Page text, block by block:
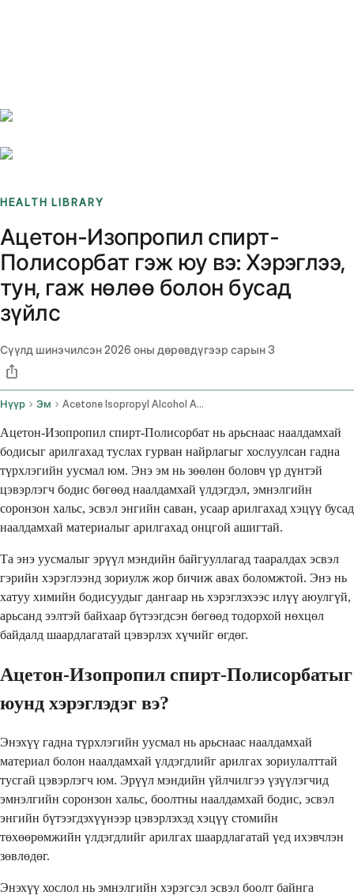
HEALTH LIBRARY
Ацетон-Изопропил спирт-
Полисорбат гэж юу вэ: Хэрэглээ,
тун, гаж нөлөө болон бусад
зүйлс
Сүүлд шинэчилсэн2026 оны дөрөвдүгээр сарын 3
Нүүр Эм Acetone Isopropyl Alcohol And Polysorbate Topical Route
Ацетон-Изопропил спирт-Полисорбат нь арьснаас наалдамхай
бодисыг арилгахад туслах гурван найрлагыг хослуулсан гадна
түрхлэгийн уусмал юм. Энэ эм нь зөөлөн боловч үр дүнтэй
цэвэрлэгч бодис бөгөөд наалдамхай үлдэгдэл, эмнэлгийн
соронзон хальс, эсвэл энгийн саван, усаар арилгахад хэцүү бусад
наалдамхай материалыг арилгахад онцгой ашигтай.
Та энэ уусмалыг эрүүл мэндийн байгууллагад тааралдах эсвэл
гэрийн хэрэглээнд зориулж жор бичиж авах боломжтой. Энэ нь
хатуу химийн бодисуудыг дангаар нь хэрэглэхээс илүү аюулгүй,
арьсанд ээлтэй байхаар бүтээгдсэн бөгөөд тодорхой нөхцөл
байдалд шаардлагатай цэвэрлэх хүчийг өгдөг.
Ацетон-Изопропил спирт-Полисорбатыг
юунд хэрэглэдэг вэ?
Энэхүү гадна түрхлэгийн уусмал нь арьснаас наалдамхай
материал болон наалдамхай үлдэгдлийг арилгах зориулалттай
тусгай цэвэрлэгч юм. Эрүүл мэндийн үйлчилгээ үзүүлэгчид
эмнэлгийн соронзон хальс, боолтны наалдамхай бодис, эсвэл
энгийн бүтээгдэхүүнээр цэвэрлэхэд хэцүү стомийн
төхөөрөмжийн үлдэгдлийг арилгах шаардлагатай үед ихэвчлэн
зөвлөдөг.
Энэхүү хослол нь эмнэлгийн хэрэгсэл эсвэл боолт байнга